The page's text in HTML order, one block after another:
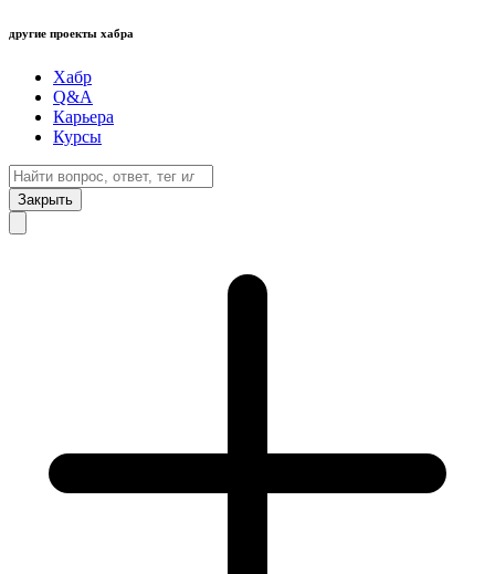
другие проекты хабра
Хабр
Q&A
Карьера
Курсы
Закрыть